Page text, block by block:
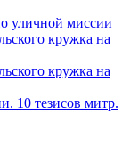
уличной миссии
кружка на
кружка на
10 тезисов митр.